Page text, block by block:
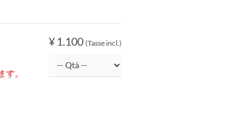
¥ 1.100 (Tasse incl.)
。